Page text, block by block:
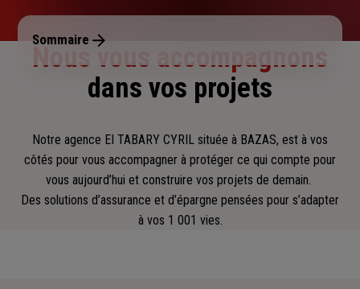
Dimanche : Fermé
Sommaire
Nous vous accompagnons
dans vos projets
Notre agence EI TABARY CYRIL située à BAZAS, est à vos
côtés pour vous accompagner à protéger ce qui compte pour
vous aujourd’hui et construire vos projets de demain.
Des solutions d’assurance et d’épargne pensées pour s’adapter
à vos 1 001 vies.